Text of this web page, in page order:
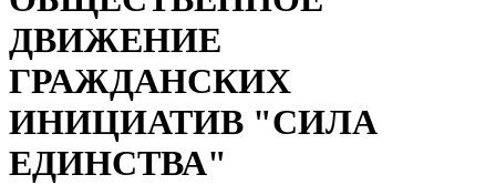
ДВИЖЕНИЕ
ГРАЖДАНСКИХ
ИНИЦИАТИВ "СИЛА
ЕДИНСТВА"